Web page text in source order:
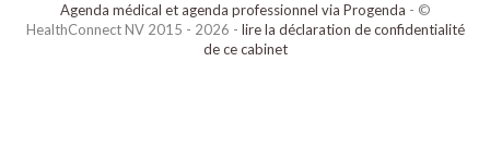
Agenda médical et agenda professionnel via Progenda - ©
HealthConnect NV 2015 - 2026 - lire la déclaration de confidentialité
de ce cabinet